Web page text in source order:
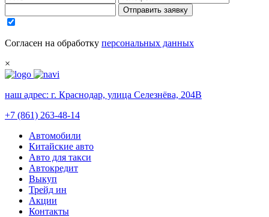
Отправить заявку
Согласен на обработку персональных данных
×
наш адрес: г. Краснодар, улица Селезнёва, 204В
+7 (861) 263-48-14
Автомобили
Китайские авто
Авто для такси
Автокредит
Выкуп
Трейд ин
Акции
Контакты